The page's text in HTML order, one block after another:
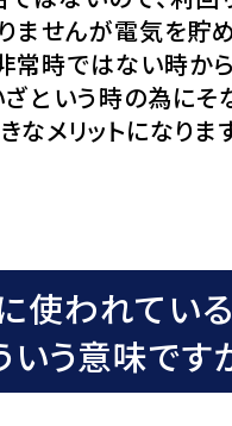
ませんが電気を貯
常時ではない時か
という時の為にそ
なメリットになります
使われてい
いう意味です